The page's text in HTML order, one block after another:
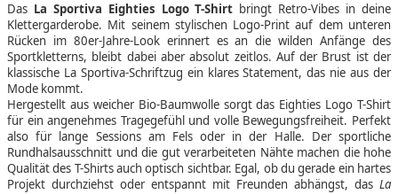
Das La Sportiva Eighties Logo T-Shirt bringt Retro-Vibes in deine
Klettergarderobe. Mit seinem stylischen Logo-Print auf dem unteren
Rücken im 80er-Jahre-Look erinnert es an die wilden Anfänge des
Sportkletterns, bleibt dabei aber absolut zeitlos. Auf der Brust ist der
klassische La Sportiva-Schriftzug ein klares Statement, das nie aus der
Mode kommt.
Hergestellt aus weicher Bio-Baumwolle sorgt das Eighties Logo T-Shirt
für ein angenehmes Tragegefühl und volle Bewegungsfreiheit. Perfekt
also für lange Sessions am Fels oder in der Halle. Der sportliche
Rundhalsausschnitt und die gut verarbeiteten Nähte machen die hohe
Qualität des T-Shirts auch optisch sichtbar. Egal, ob du gerade ein hartes
Projekt durchziehst oder entspannt mit Freunden abhängst, das La